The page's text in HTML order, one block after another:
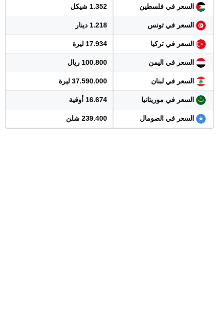
السعر في فلسطين 1.352 شيكل
السعر في تونس 1.218 دينار
السعر في تركيا 17.934 ليرة
السعر في اليمن 100.800 ريال
السعر في لبنان 37.590.000 ليرة
السعر في موريتانيا 16.674 أوقية
السعر في الصومال 239.400 شلن